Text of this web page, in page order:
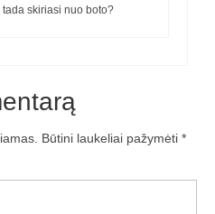
tada skiriasi nuo boto?
Būtini laukeliai pažymėti *